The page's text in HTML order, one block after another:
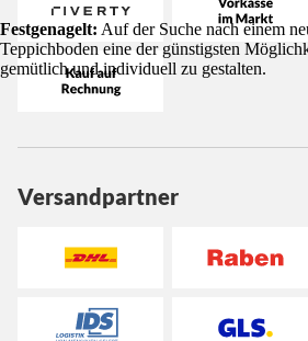
Festgenagelt: Auf der Suche nach einem
Teppichboden eine der günstigsten
gemütlich und individuell zu gestalten.
Versandpartner